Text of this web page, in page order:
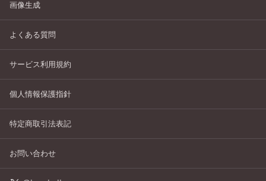
画像生成
よくある質問
サービス利用規約
個人情報保護指針
特定商取引法表記
お問い合わせ